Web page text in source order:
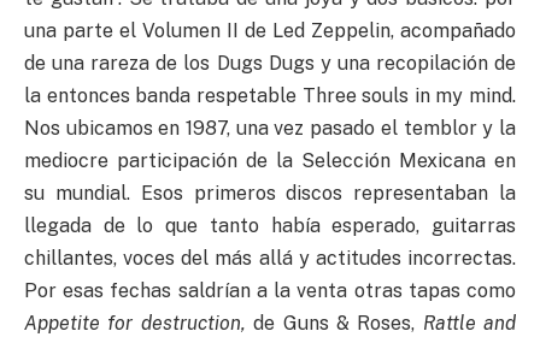
una parte el Volumen II de Led Zeppelin, acompañado
de una rareza de los Dugs Dugs y una recopilación de
la entonces banda respetable Three souls in my mind.
Nos ubicamos en 1987, una vez pasado el temblor y la
mediocre participación de la Selección Mexicana en
su mundial. Esos primeros discos representaban la
llegada de lo que tanto había esperado, guitarras
chillantes, voces del más allá y actitudes incorrectas.
Por esas fechas saldrían a la venta otras tapas como
Appetite for destruction,de Guns & Roses, Rattle and